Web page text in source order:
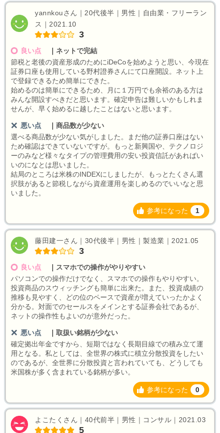
yannkouさん｜20代後半｜男性｜自由業・フリーラン
ス｜2021.10
3
良い点
ネットで完結
節税と老後の資産形成のためにiDeCoを始めようと思い、今現在
証券口座も使用している野村證券さんにて口座開設。ネット上
で登録できるため簡単にできた。
始めるのは簡単にできるため、月に１万円でも余裕のある方は
みんな開設すべきだと思います。確定申告は難しいかもしれま
せんが、早く始めるに越したことはないと思います。
悪い点
商品数が少ない
選べる商品数が少ない気がしました。まだ他の証券口座はない
ため確認はできていないですが。もっと新興国や、テクノロジ
ーのみなど様々なタイプの管理費用の安い投資信託があればい
いのになとは思いました。
結局のところは米株のINDEXにしましたが、もっとたくさん選
択肢があると節税しながら資産運用を楽しめるのでいいなと思
いました。
参考になった 1
藤田建一さん｜30代後半｜男性｜製造業｜2021.05
3
良い点
スマホでの操作がやりやすい
パソコンでの操作だけでなく、スマホでの操作もやりやすい。
投資商品のスウィッチングも簡単に出来た。また、投資成績の
推移も見やすく、どの位のペースで資産が増えていったかよく
分かる。対面でのセールスをメインとする証券会社であるが、
ネットの操作性もよいのが意外だった。
悪い点
取扱い銘柄が少ない
確定拠出年金ですから、短期ではなく長期目線での積み立て運
用となる。私としては、全世界の株式に積立分散投資をしたい
のであるが、全世界に分散投資と言われていても、どうしても
米国株が多く含まれている銘柄が多い。
参考になった 0
よこたくさん｜40代前半｜男性｜コンサル｜2021.03
5